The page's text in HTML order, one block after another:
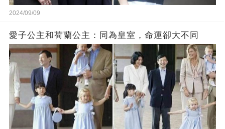
2024/09/09
愛子公主和荷蘭公主：同為皇室，命運卻大不同